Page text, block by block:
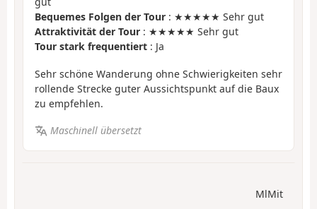
Bequemes Folgen der Tour : ★★★★★ Sehr gut
Attraktivität der Tour : ★★★★★ Sehr gut
Tour stark frequentiert : Ja
Sehr schöne Wanderung ohne Schwierigkeiten sehr
rollende Strecke guter Aussichtspunkt auf die Baux
zu empfehlen.
Maschinell übersetzt
MlMit